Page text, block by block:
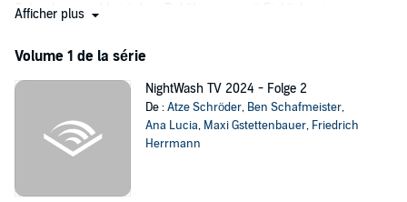
Schröder – und heizt dem Publikum ein mit Einblicken ins
©2024 Brainpool Live GmbH (P)2024 MySpass Audio
Afficher plus
Volume 1 de la série
NightWash TV 2024 - Folge 2
De :Atze Schröder, Ben Schafmeister,
Ana Lucia, Maxi Gstettenbauer, Friedrich
Herrmann